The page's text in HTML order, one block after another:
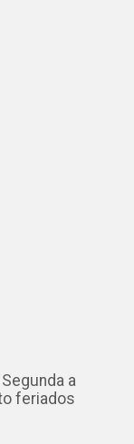
a
feriados